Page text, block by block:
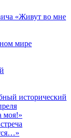
«Живут во мне
мире
исторический
моя!»